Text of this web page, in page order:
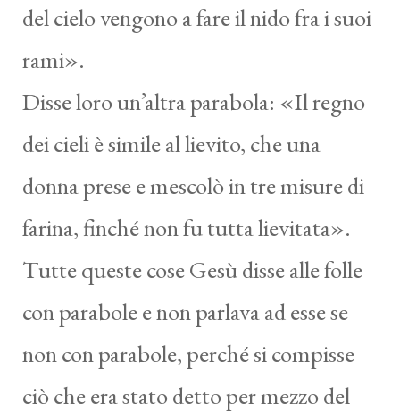
del cielo vengono a fare il nido fra i suoi
rami».
Disse loro un’altra parabola: «Il regno
dei cieli è simile al lievito, che una
donna prese e mescolò in tre misure di
farina, finché non fu tutta lievitata».
Tutte queste cose Gesù disse alle folle
con parabole e non parlava ad esse se
non con parabole, perché si compisse
ciò che era stato detto per mezzo del